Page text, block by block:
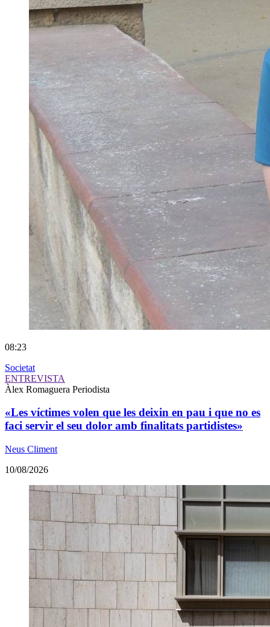
08:23
Societat
ENTREVISTA
Àlex Romaguera Periodista
«Les víctimes volen que les deixin en pau i que no es
faci servir el seu dolor amb finalitats partidistes»
Neus Climent
10/08/2026